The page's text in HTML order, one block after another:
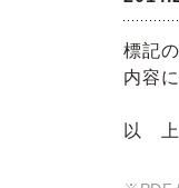
標記
内容
以 上